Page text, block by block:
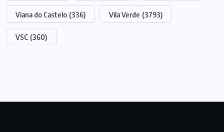
Viana do Castelo (336) Vila Verde (3793)
VSC (360)